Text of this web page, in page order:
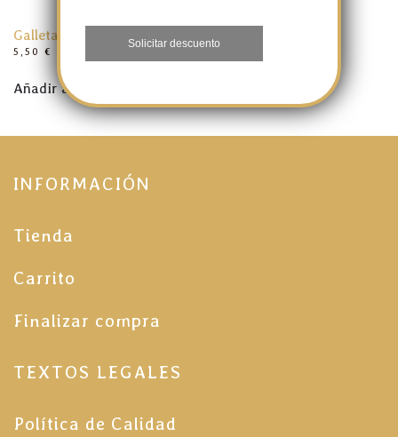
Galletas rizadas con canela
5,50 €
Añadir al carrito
INFORMACIÓN
Tienda
Carrito
Finalizar compra
TEXTOS LEGALES
Política de Calidad